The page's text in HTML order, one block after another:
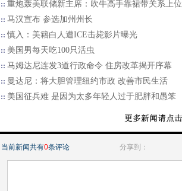
重炮轰美联储新主席：吹牛高手靠裙带关系上位
马汉宣布 参选加州州长
慎入：美籍白人遭ICE击毙影片曝光
美国男每天吃100只活虫
马姆达尼连发3道行政命令 住房改革揭开序幕
曼达尼：将大胆管理纽约市政 改善市民生活
美国征兵难 是因为太多年轻人过于肥胖和愚笨
当前新闻共有0条评论 分享到：